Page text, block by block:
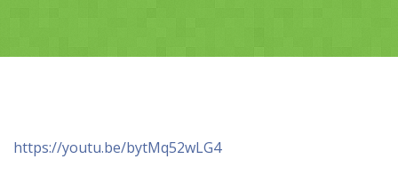
https://youtu.be/bytMq52wLG4